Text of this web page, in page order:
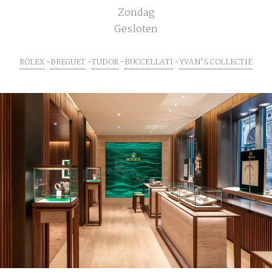
Zondag
Gesloten
ROLEX BREGUET TUDOR BUCCELLATI YVAN'S COLLECTIE